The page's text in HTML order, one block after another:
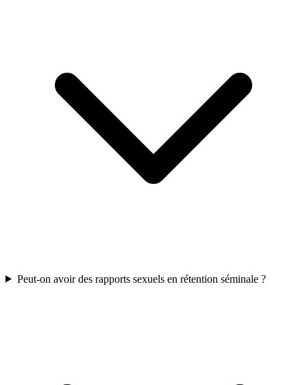
Peut-on avoir des rapports sexuels en rétention séminale ?